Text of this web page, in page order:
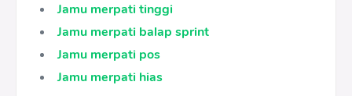
Jamu merpati tinggi
Jamu merpati balap sprint
Jamu merpati pos
Jamu merpati hias